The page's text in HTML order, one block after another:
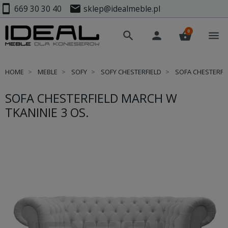
smartphone 669 30 30 40 mail sklep@idealmeble.pl
search person shopping_basket
0 menu
HOME MEBLE SOFY SOFY CHESTERFIELD SOFA
SOFA CHESTERFIELD MARCH W
TKANINIE 3 OS.